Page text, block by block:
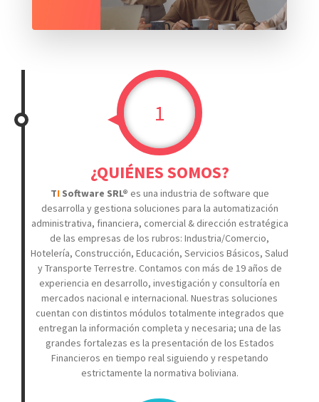
1
¿QUIÉNES SOMOS?
TI Software SRL® es una industria de software que
desarrolla y gestiona soluciones para la automatización
administrativa, financiera, comercial & dirección estratégica
de las empresas de los rubros: Industria/Comercio,
Hotelería, Construcción, Educación, Servicios Básicos, Salud
y Transporte Terrestre. Contamos con más de 19 años de
experiencia en desarrollo, investigación y consultoría en
mercados nacional e internacional. Nuestras soluciones
cuentan con distintos módulos totalmente integrados que
entregan la información completa y necesaria; una de las
grandes fortalezas es la presentación de los Estados
Financieros en tiempo real siguiendo y respetando
estrictamente la normativa boliviana.